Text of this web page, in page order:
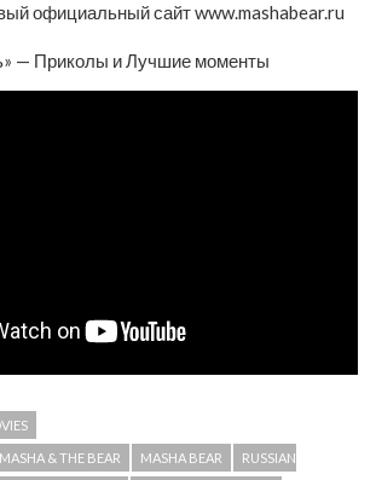
официальный сайт www.mashabear.ru
— Приколы и Лучшие моменты
MASHA & THE BEAR MASHA BEAR RUSSIAN